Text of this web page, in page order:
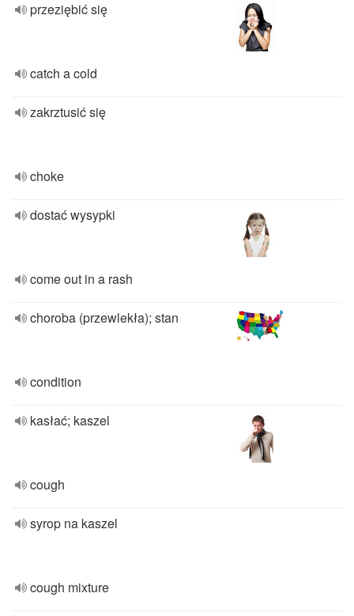
przeziębić się
catch a cold
zakrztusić się
choke
dostać wysypki
come out in a rash
choroba (przewlekła); stan
condition
kasłać; kaszel
cough
syrop na kaszel
cough mixture